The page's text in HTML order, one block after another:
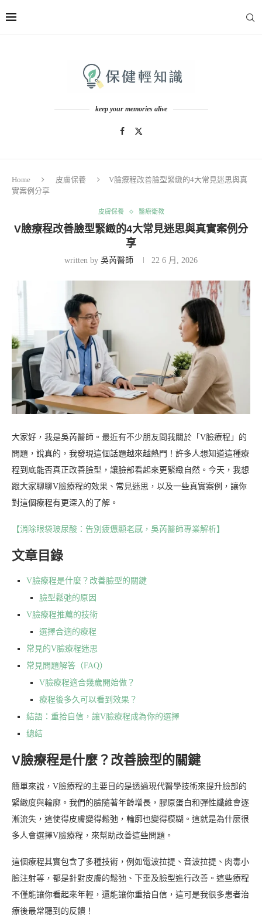
keep your memories alive
Home 皮膚保養
V臉療程改善臉型緊緻的4大常見迷思與真
實案例分享
皮膚保養 醫療衛教
V臉療程改善臉型緊緻的4大常見迷思與真實案例分
享
written by 吳芮醫師 22 6 月, 2026
大家好，我是吳芮醫師。最近有不少朋友問我關於「V臉療程」的
問題，說真的，我發現這個話題越來越熱門！許多人想知道這種療
程到底能否真正改善臉型，讓臉部看起來更緊緻自然。今天，我想
跟大家聊聊V臉療程的效果、常見迷思，以及一些真實案例，讓你
對這個療程有更深入的了解。
【消除眼袋玻尿酸：告別疲憊顯老感，吳芮醫師專業解析】
文章目錄
V臉療程是什麼？改善臉型的關鍵
臉型鬆弛的原因
V臉療程推薦的技術
選擇合適的療程
常見的V臉療程迷思
常見問題解答（FAQ）
V臉療程適合幾歲開始做？
療程後多久可以看到效果？
結語：重拾自信，讓V臉療程成為你的選擇
總結
V臉療程是什麼？改善臉型的關鍵
簡單來說，V臉療程的主要目的是透過現代醫學技術來提升臉部的
緊緻度與輪廓。我們的臉隨著年齡增長，膠原蛋白和彈性纖維會逐
漸流失，這使得皮膚變得鬆弛，輪廓也變得模糊。這就是為什麼很
多人會選擇V臉療程，來幫助改善這些問題。
這個療程其實包含了多種技術，例如電波拉提、音波拉提、肉毒小
臉注射等，都是針對皮膚的鬆弛、下垂及臉型進行改善。這些療程
不僅能讓你看起來年輕，還能讓你重拾自信，這可是我很多患者治
療後最常聽到的反饋！